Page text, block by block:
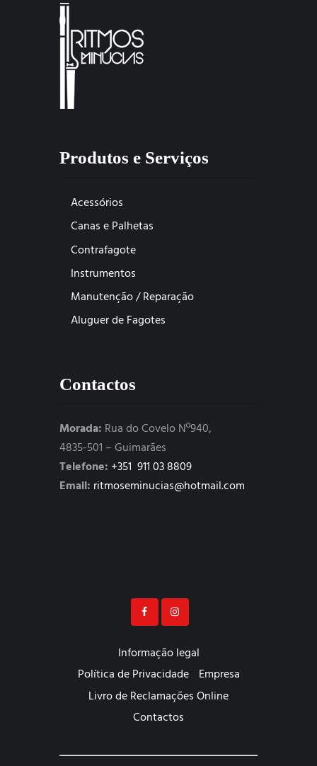
Produtos e Serviços
Acessórios
Canas e Palhetas
Contrafagote
Instrumentos
Manutenção / Reparação
Aluguer de Fagotes
Contactos
Morada: Rua do Covelo Nº940,
4835-501 – Guimarães
Telefone: +351 911 03 8809
Email: ritmoseminucias@hotmail.com
Informação legal
Política de Privacidade Empresa
Livro de Reclamações Online
Contactos